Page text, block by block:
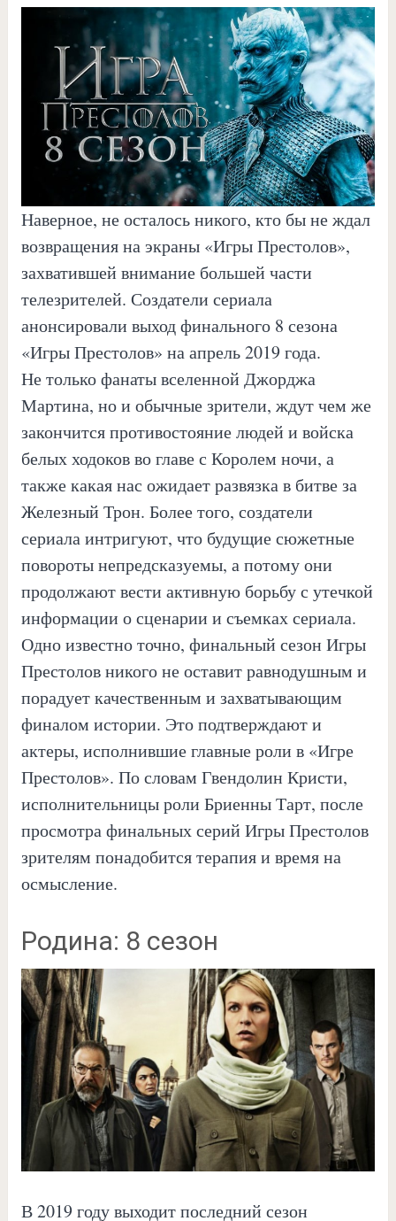
Наверное, не осталось никого, кто бы не ждал
возвращения на экраны «Игры Престолов»,
захватившей внимание большей части
телезрителей. Создатели сериала
анонсировали выход финального 8 сезона
«Игры Престолов» на апрель 2019 года.
Не только фанаты вселенной Джорджа
Мартина, но и обычные зрители, ждут чем же
закончится противостояние людей и войска
белых ходоков во главе с Королем ночи, а
также какая нас ожидает развязка в битве за
Железный Трон. Более того, создатели
сериала интригуют, что будущие сюжетные
повороты непредсказуемы, а потому они
продолжают вести активную борьбу с утечкой
информации о сценарии и съемках сериала.
Одно известно точно, финальный сезон Игры
Престолов никого не оставит равнодушным и
порадует качественным и захватывающим
финалом истории. Это подтверждают и
актеры, исполнившие главные роли в «Игре
Престолов». По словам Гвендолин Кристи,
исполнительницы роли Бриенны Тарт, после
просмотра финальных серий Игры Престолов
зрителям понадобится терапия и время на
осмысление.
Родина: 8 сезон
В 2019 году выходит последний сезон